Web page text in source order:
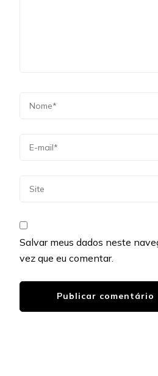
Salvar meus dados neste
vez que eu comentar.